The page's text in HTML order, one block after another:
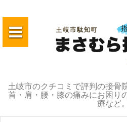
ン
ン
ッ
土岐市のクチコミで評判の接骨
首・肩・腰・膝の痛みにお困り
療など。